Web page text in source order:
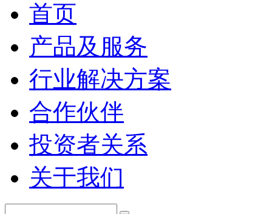
首页
产品及服务
行业解决方案
合作伙伴
投资者关系
关于我们